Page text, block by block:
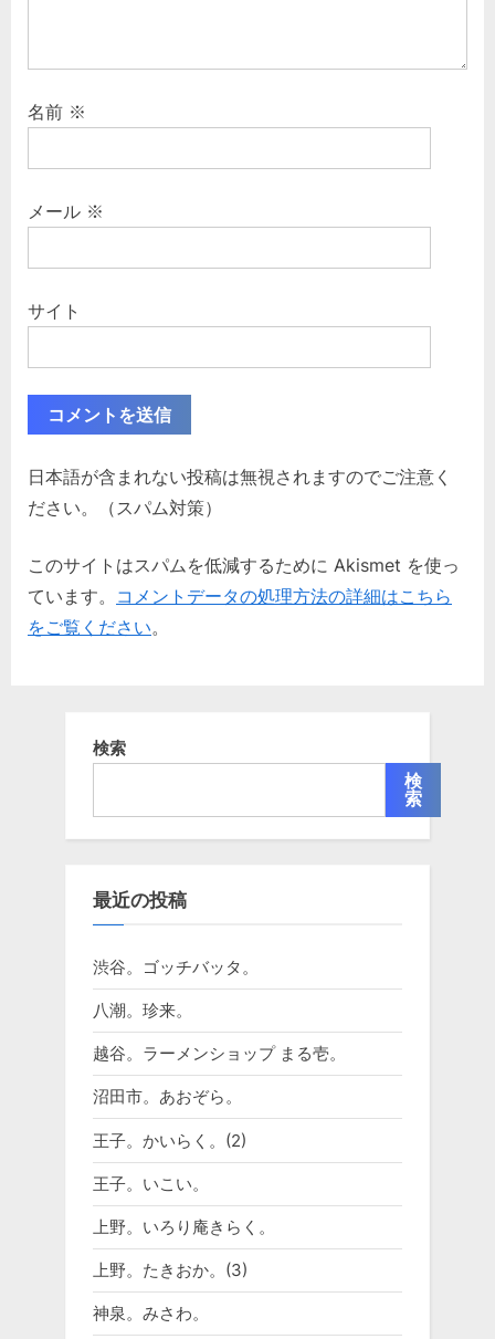
名前 ※
メール ※
サイト
日本語が含まれない投稿は無視されますのでご注意く
ださい。（スパム対策）
このサイトはスパムを低減するために Akismet を使っ
ています。 コメントデータの処理方法の詳細はこちら
をご覧ください。
検索
検
索
最近の投稿
渋谷。ゴッチバッタ。
八潮。珍来。
越谷。ラーメンショップ まる壱。
沼田市。あおぞら。
王子。かいらく。(2)
王子。いこい。
上野。いろり庵きらく。
上野。たきおか。(3)
神泉。みさわ。